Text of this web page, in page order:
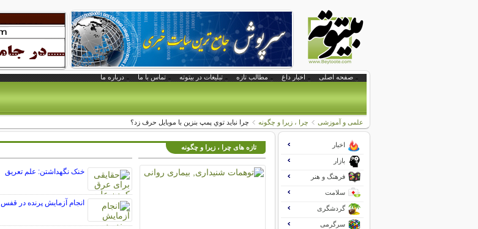
صفحه اصلی اخبار داغ مطالب تازه تبلیغات در بیتوته تماس با ما درباره ما
علمی و آموزشی چرا ، زیرا و چگونه چرا نبايد توي پمپ بنزين با موبايل حرف زد؟
تازه های چرا ، زیرا و چگونه
خنک نگهداشتن: علم تعریق
انجام آزمایش پرنده در قفس
اخبار
بازار
فرهنگ و هنر
سلامت
گردشگری
سرگرمی